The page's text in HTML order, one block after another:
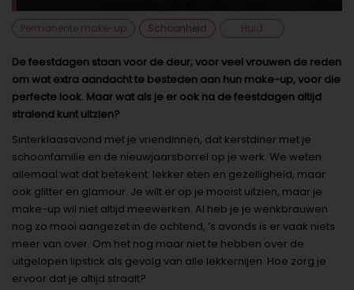
Permanente make-up Schoonheid Huid
De feestdagen staan voor de deur; voor veel vrouwen de reden
om wat extra aandacht te besteden aan hun make-up, voor die
perfecte look. Maar wat als je er ook na de feestdagen altijd
stralend kunt uitzien?
Sinterklaasavond met je vriendinnen, dat kerstdiner met je
schoonfamilie en de nieuwjaarsborrel op je werk. We weten
allemaal wat dat betekent: lekker eten en gezelligheid, maar
ook glitter en glamour. Je wilt er op je mooist uitzien, maar je
make-up wil niet altijd meewerken. Al heb je je wenkbrauwen
nog zo mooi aangezet in de ochtend, ’s avonds is er vaak niets
meer van over. Om het nog maar niet te hebben over de
uitgelopen lipstick als gevolg van alle lekkernijen. Hoe zorg je
ervoor dat je altijd straalt?